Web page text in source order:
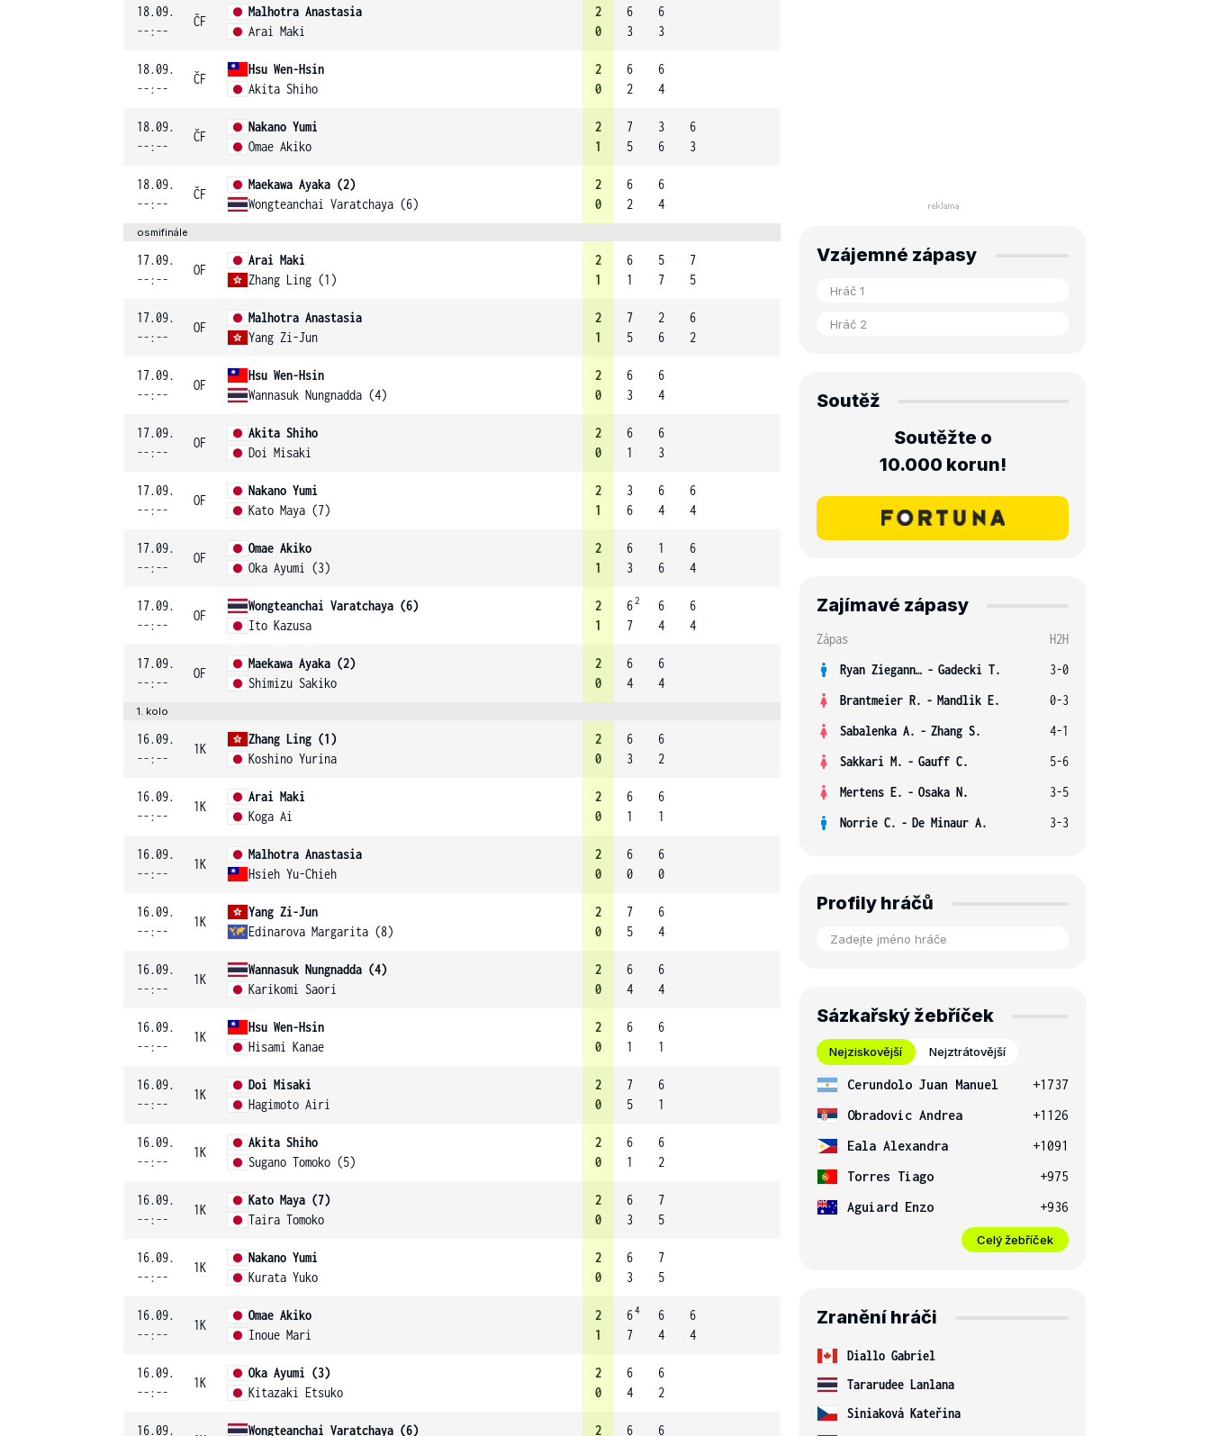
18.09.
--:--
ČF
Malhotra Anastasia
Arai Maki
2
0
6
3
6
3
18.09.
--:--
ČF
Hsu Wen-Hsin
Akita Shiho
2
0
6
2
6
4
18.09.
--:--
ČF
Nakano Yumi
Omae Akiko
2
1
7
5
3
6
6
3
18.09.
--:--
ČF
Maekawa Ayaka (2)
Wongteanchai Varatchaya (6)
2
0
6
2
6
4
osmifinále
17.09.
--:--
OF
Arai Maki
Zhang Ling (1)
2
1
6
1
5
7
7
5
17.09.
--:--
OF
Malhotra Anastasia
Yang Zi-Jun
2
1
7
5
2
6
6
2
17.09.
--:--
OF
Hsu Wen-Hsin
Wannasuk Nungnadda (4)
2
0
6
3
6
4
17.09.
--:--
OF
Akita Shiho
Doi Misaki
2
0
6
1
6
3
17.09.
--:--
OF
Nakano Yumi
Kato Maya (7)
2
1
3
6
6
4
6
4
17.09.
--:--
OF
Omae Akiko
Oka Ayumi (3)
2
1
6
3
1
6
6
4
17.09.
--:--
OF
Wongteanchai Varatchaya (6)
Ito Kazusa
2
1
62
7
6
4
6
4
17.09.
--:--
OF
Maekawa Ayaka (2)
Shimizu Sakiko
2
0
6
4
6
4
1. kolo
16.09.
--:--
1K
Zhang Ling (1)
Koshino Yurina
2
0
6
3
6
2
16.09.
--:--
1K
Arai Maki
Koga Ai
2
0
6
1
6
1
16.09.
--:--
1K
Malhotra Anastasia
Hsieh Yu-Chieh
2
0
6
0
6
0
16.09.
--:--
1K
Yang Zi-Jun
Edinarova Margarita (8)
2
0
7
5
6
4
16.09.
--:--
1K
Wannasuk Nungnadda (4)
Karikomi Saori
2
0
6
4
6
4
16.09.
--:--
1K
Hsu Wen-Hsin
Hisami Kanae
2
0
6
1
6
1
16.09.
--:--
1K
Doi Misaki
Hagimoto Airi
2
0
7
5
6
1
16.09.
--:--
1K
Akita Shiho
Sugano Tomoko (5)
2
0
6
1
6
2
16.09.
--:--
1K
Kato Maya (7)
Taira Tomoko
2
0
6
3
7
5
16.09.
--:--
1K
Nakano Yumi
Kurata Yuko
2
0
6
3
7
5
16.09.
--:--
1K
Omae Akiko
Inoue Mari
2
1
64
7
6
4
6
4
16.09.
--:--
1K
Oka Ayumi (3)
Kitazaki Etsuko
2
0
6
4
6
2
16.09. Wongteanchai Varatchaya (6) 2 6 6
Vzájemné zápasy
Soutěž
Soutěžte o
10.000 korun!
Zajímavé zápasy
Zápas
H2H
Ryan Ziegann S. - Gadecki T.
3-0
Brantmeier R. - Mandlik E.
0-3
Sabalenka A. - Zhang S.
4-1
Sakkari M. - Gauff C.
5-6
Mertens E. - Osaka N.
3-5
Norrie C. - De Minaur A. 3-3
Profily hráčů
Sázkařský žebříček
Nejziskovější Nejztrátovější
Cerundolo Juan Manuel
+1737
Obradovic Andrea
+1126
Eala Alexandra
+1091
Torres Tiago
+975
Aguiard Enzo
+936
Celý žebříček
Zranění hráči
Diallo Gabriel
Tararudee Lanlana
Siniaková Kateřina